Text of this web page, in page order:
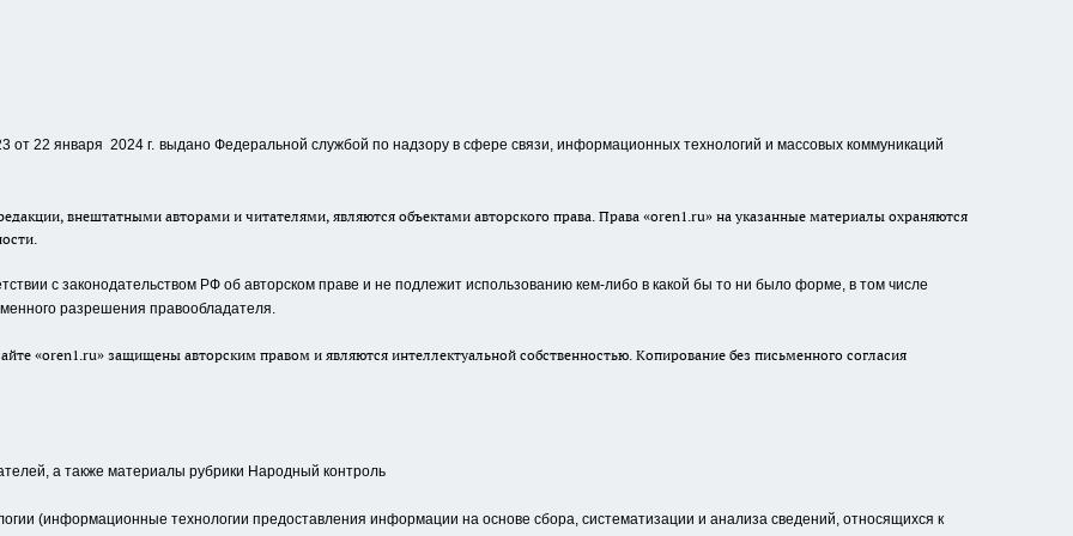
от 22 января 2024 г. выдано Федеральной службой по надзору в сфере связи, информационных технологий и массовых коммуникаций
внештатными авторами и читателями, являются объектами авторского права. Права «oren1.ru» на указанные материалы охраняются
с законодательством РФ об авторском праве и не подлежит использованию кем-либо в какой бы то ни было форме, в том числе
разрешения правообладателя.
«oren1.ru» защищены авторским правом и являются интеллектуальной собственностью. Копирование без письменного согласия
а также материалы рубрики Народный контроль
(информационные технологии предоставления информации на основе сбора, систематизации и анализа сведений, относящихся к